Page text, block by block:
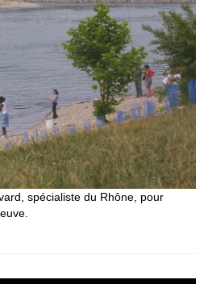
spécialiste du Rhône, pour